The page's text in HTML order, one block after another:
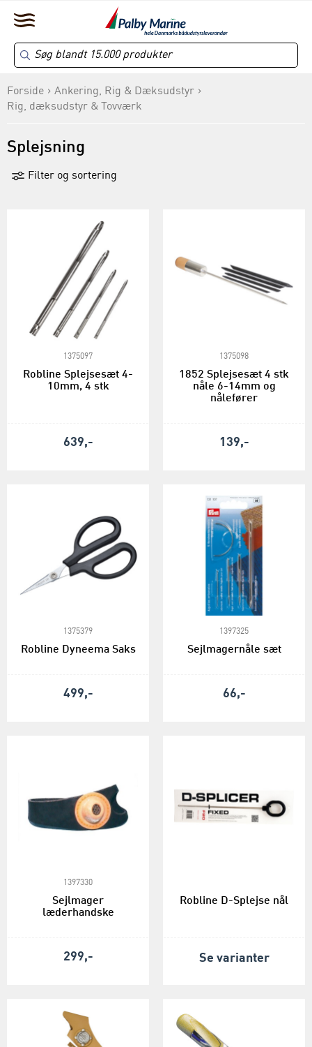
Forside
Ankering, Rig & Dæksudstyr
Rig, dæksudstyr & Tovværk
Splejsning
Filter og sortering
1375097
Robline Splejsesæt 4-
10mm, 4 stk
639,-
1375098
1852 Splejsesæt 4 stk
nåle 6-14mm og
nålefører
139,-
1375379
Robline Dyneema Saks
499,-
1397325
Sejlmagernåle sæt
66,-
1397330
Sejlmager
læderhandske
299,-
Robline D-Splejse nål
Se varianter